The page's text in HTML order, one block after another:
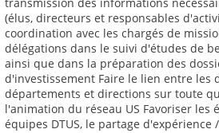
(élus, directeurs et responsables
coordination avec les chargés de
délégations dans le suivi d'études de
ainsi que dans la préparation des
d'investissement Faire le lien entre les
départements et directions sur toute
l'animation du réseau US Favoriser les
équipes DTUS, le partage